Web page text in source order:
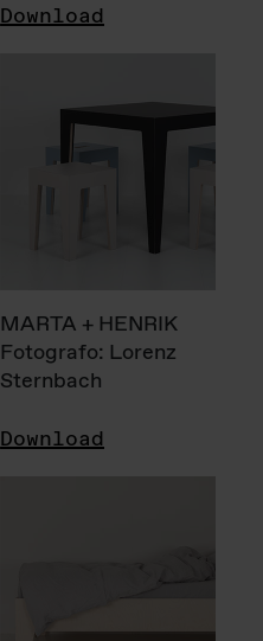
Download
MARTA + HENRIK
Fotografo: Lorenz
Sternbach
Download